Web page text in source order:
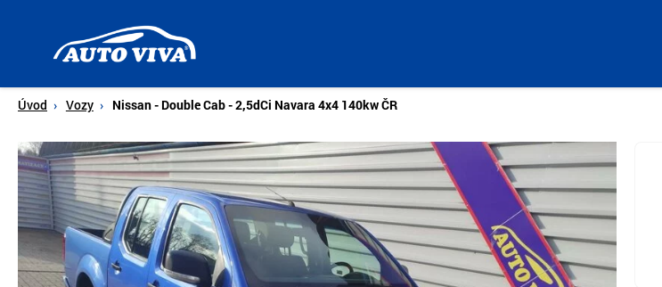
Úvodní
stránka
Úvod Vozy Nissan - Double Cab - 2,5dCi Navara 4x4 140kw ČR